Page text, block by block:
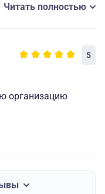
и т. д. Мелочи,
Читать полностью
5
организацию